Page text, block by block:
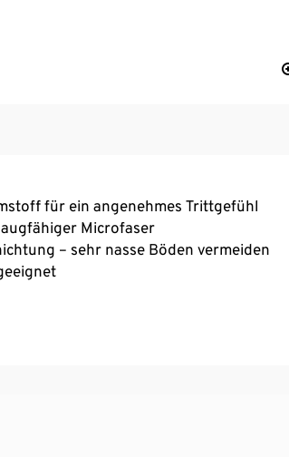
für ein angenehmes Trittgefühl
Microfaser
– sehr nasse Böden vermeiden